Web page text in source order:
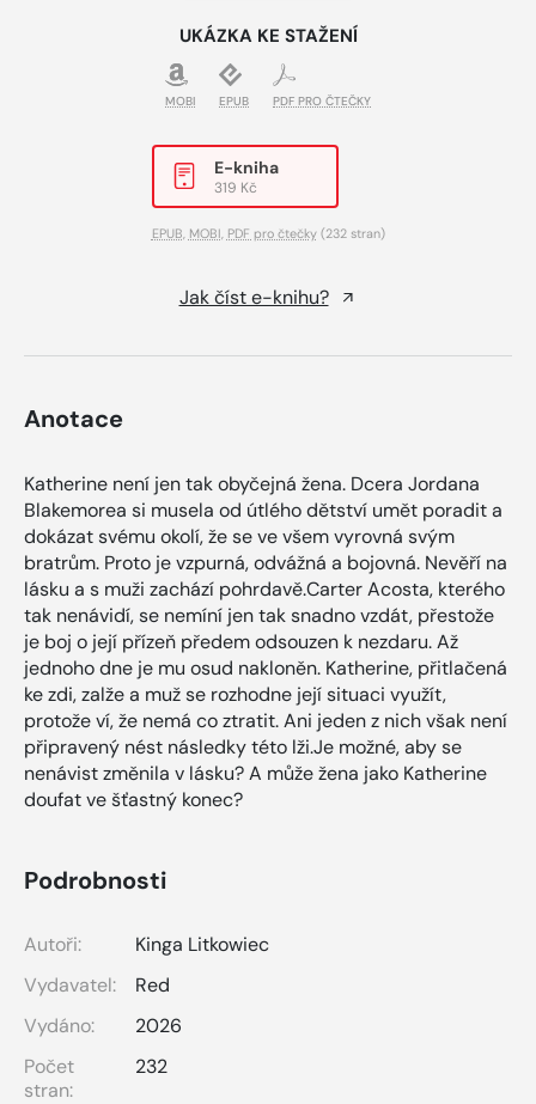
UKÁZKA KE STAŽENÍ
MOBI EPUB PDF PRO ČTEČKY
E-kniha
319 Kč
EPUB, MOBI, PDF pro čtečky(232 stran)
Jak číst e-knihu?
Anotace
Katherine není jen tak obyčejná žena. Dcera Jordana
Blakemorea si musela od útlého dětství umět poradit a
dokázat svému okolí, že se ve všem vyrovná svým
bratrům. Proto je vzpurná, odvážná a bojovná. Nevěří na
lásku a s muži zachází pohrdavě.Carter Acosta, kterého
tak nenávidí, se nemíní jen tak snadno vzdát, přestože
je boj o její přízeň předem odsouzen k nezdaru. Až
jednoho dne je mu osud nakloněn. Katherine, přitlačená
ke zdi, zalže a muž se rozhodne její situaci využít,
protože ví, že nemá co ztratit. Ani jeden z nich však není
připravený nést následky této lži.Je možné, aby se
nenávist změnila v lásku? A může žena jako Katherine
doufat ve šťastný konec?
Podrobnosti
Autoři:
Kinga Litkowiec
Vydavatel:
Red
Vydáno:
2026
Počet
stran:
232